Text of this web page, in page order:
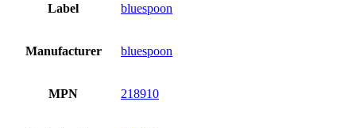
Label bluespoon
Manufacturer bluespoon
MPN 218910